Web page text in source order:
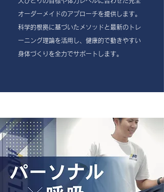
オーダーメイドのアプローチを提供します。
科学的根拠に基づいたメソッドと最新のトレ
ーニング理論を活用し、健康的で動きやすい
身体づくりを全力でサポートします。